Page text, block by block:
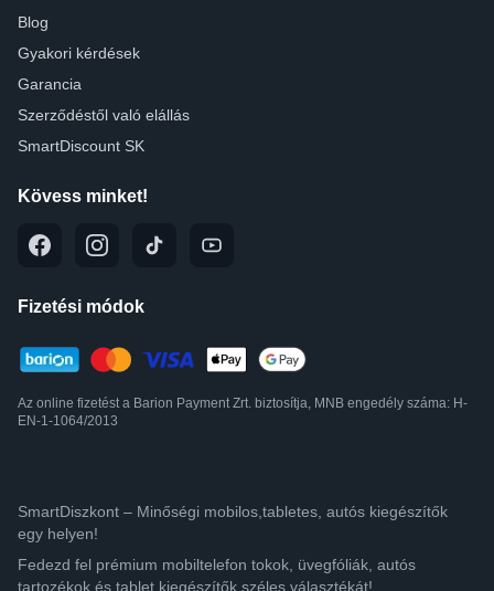
Blog
Gyakori kérdések
Garancia
Szerződéstől való elállás
SmartDiscount SK
Kövess minket!
Fizetési módok
Az online fizetést a Barion Payment Zrt. biztosítja, MNB engedély száma: H-
EN-1-1064/2013
SmartDiszkont – Minőségi mobilos,tabletes, autós kiegészítők
egy helyen!
Fedezd fel prémium mobiltelefon tokok, üvegfóliák, autós
tartozékok és tablet kiegészítők széles választékát!